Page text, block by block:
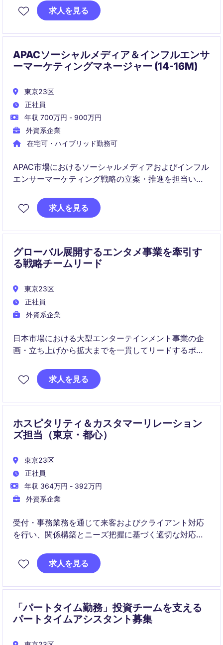
while collaborating closely with global teams. The
position is designed flexibly, allowing you to focus
求人を見る
APACソーシャルメディア＆インフルエンサ
ーマーケティングマネージャー (14-16M)
東京23区
正社員
年収 700万円 - 900万円
外資系企業
在宅可・ハイブリッド勤務可
APAC市場におけるソーシャルメディアおよびインフル
エンサーマーケティング戦略の立案・推進を担当いた
ブランド認知・エンゲージメント・ビジネス成果を最
大化するため、戦略と実行の両面をリードします。
求人を見る
グローバル展開するエンタメ事業を牽引す
る戦略チームリード
東京23区
正社員
外資系企業
日本市場における大型エンターテインメント事業の企
画・立ち上げから拡大までを一貫してリードするポジ
社内外の多様なステークホルダーと連携し、戦略的プ
求人を見る
ホスピタリティ＆カスタマーリレーション
ズ担当（東京・都心）
東京23区
正社員
年収 364万円 - 392万円
外資系企業
受付・事務業務を通じて来客およびクライアント対応
を行い、関係構築とニーズ把握に基づく適切な対応や
上に貢献。求人を見る
「パートタイム勤務」投資チームを支える
パートタイムアシスタント募集